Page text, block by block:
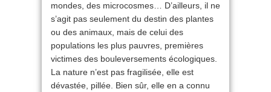
mondes, des microcosmes… D’ailleurs, il ne
s’agit pas seulement du destin des plantes
ou des animaux, mais de celui des
populations les plus pauvres, premières
victimes des bouleversements écologiques.
La nature n’est pas fragilisée, elle est
dévastée, pillée. Bien sûr, elle en a connu